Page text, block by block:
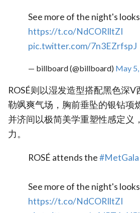
See more of the night's
https://t.co/NdCORIltZI
pic.twitter.com/7n3EZrfspJ
— billboard (@billboard) May
ROSÉ则以湿发造型搭配黑色深
勒飒爽气场，胸前垂坠的银钻项
并济间以极简美学重塑性感定义
力。
ROSÉ attends the#MetGala
See more of the night's
https://t.co/NdCORIltZI